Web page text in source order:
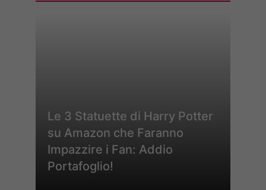
Le 3 Statuette di Harry Potter
su Amazon che Faranno
Impazzire i Fan: Addio
Portafoglio!